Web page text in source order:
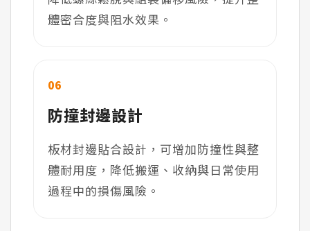
體密合度與阻水效果。
06
防撞封邊設計
板材封邊貼合設計，可增加防撞性與整
體耐用度，降低搬運、收納與日常使用
過程中的損傷風險。